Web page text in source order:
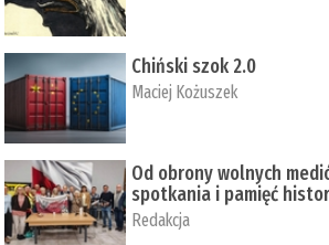
Chiński szok 2.0
Maciej Kożuszek
Od obrony wolnych
spotkania i pamięć
Redakcja